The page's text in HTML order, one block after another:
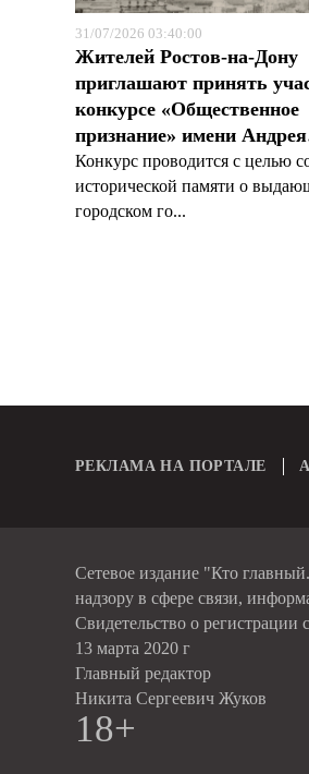
31/07/2026 03:40:00
Жителей Ростов-на-Дону
приглашают принять
конкурсе «Общественное
признание» имени
Конкурс проводится с целью
исторической памяти о
городском го...
РЕКЛАМА НА ПОРТАЛЕ
Сетевое издание "Кто
надзору в сфере связи,
Свидетельство о
13 марта 2020 г
Главный редактор
Никита Сергеевич Жуков
18+